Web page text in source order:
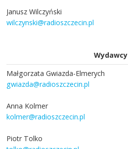
Janusz Wilczyński
wilczynski@radioszczecin.pl
Wydawcy
Małgorzata Gwiazda-Elmerych
gwiazda@radioszczecin.pl
Anna Kolmer
kolmer@radioszczecin.pl
Piotr Tolko